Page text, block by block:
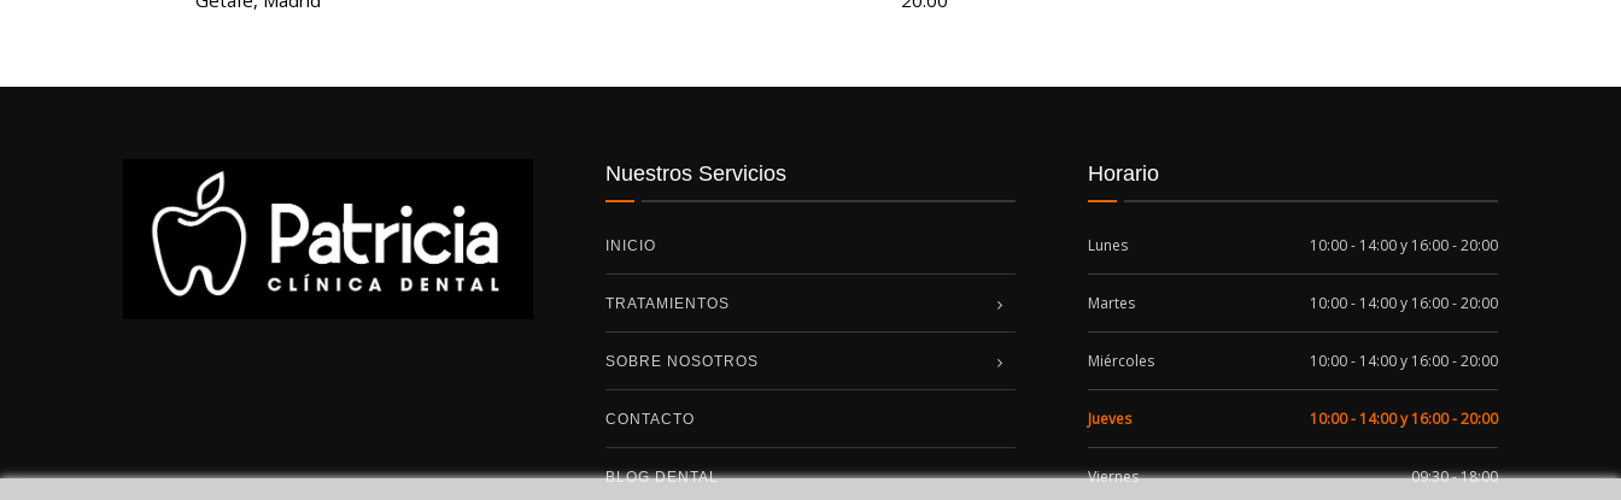
Nuestros Servicios
INICIO
TRATAMIENTOS
SOBRE NOSOTROS
CONTACTO
BLOG DENTAL
Horario
Lunes 10:00 - 14:00 y 16:00 - 20:00
Martes 10:00 - 14:00 y 16:00 - 20:00
Miércoles 10:00 - 14:00 y 16:00 - 20:00
Jueves 10:00 - 14:00 y 16:00 - 20:00
Viernes 09:30 - 18:00